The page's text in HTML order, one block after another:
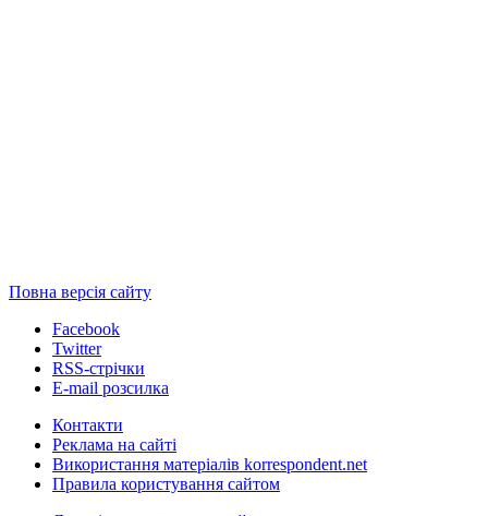
Повна версія сайту
Facebook
Twitter
RSS-стрічки
E-mail розсилка
Контакти
Реклама на сайті
Використання матеріалів korrespondent.net
Правила користування сайтом